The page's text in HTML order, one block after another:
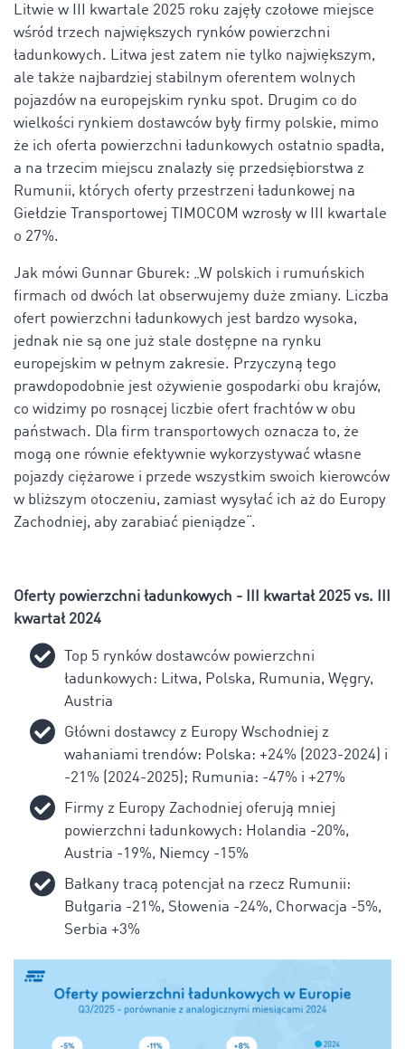
Litwie w III kwartale 2025 roku zajęły czołowe miejsce
wśród trzech największych rynków powierzchni
ładunkowych. Litwa jest zatem nie tylko największym,
ale także najbardziej stabilnym oferentem wolnych
pojazdów na europejskim rynku spot. Drugim co do
wielkości rynkiem dostawców były firmy polskie, mimo
że ich oferta powierzchni ładunkowych ostatnio spadła,
a na trzecim miejscu znalazły się przedsiębiorstwa z
Rumunii, których oferty przestrzeni ładunkowej na
Giełdzie Transportowej TIMOCOM wzrosły w III kwartale
o 27%.
Jak mówi Gunnar Gburek: „W polskich i rumuńskich
firmach od dwóch lat obserwujemy duże zmiany. Liczba
ofert powierzchni ładunkowych jest bardzo wysoka,
jednak nie są one już stale dostępne na rynku
europejskim w pełnym zakresie. Przyczyną tego
prawdopodobnie jest ożywienie gospodarki obu krajów,
co widzimy po rosnącej liczbie ofert frachtów w obu
państwach. Dla firm transportowych oznacza to, że
mogą one równie efektywnie wykorzystywać własne
pojazdy ciężarowe i przede wszystkim swoich kierowców
w bliższym otoczeniu, zamiast wysyłać ich aż do Europy
Zachodniej, aby zarabiać pieniądze“.
Oferty powierzchni ładunkowych - III kwartał 2025 vs. III
kwartał 2024
Top 5 rynków dostawców powierzchni
ładunkowych: Litwa, Polska, Rumunia, Węgry,
Austria
Główni dostawcy z Europy Wschodniej z
wahaniami trendów: Polska: +24% (2023-2024) i
-21% (2024-2025); Rumunia: -47% i +27%
Firmy z Europy Zachodniej oferują mniej
powierzchni ładunkowych: Holandia -20%,
Austria -19%, Niemcy -15%
Bałkany tracą potencjał na rzecz Rumunii:
Bułgaria -21%, Słowenia -24%, Chorwacja -5%,
Serbia +3%